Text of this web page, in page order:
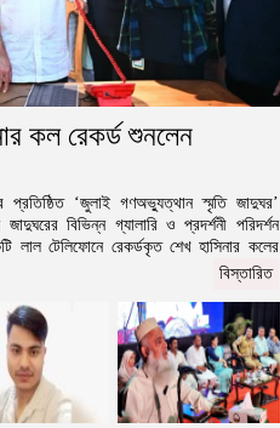
কল রেকর্ড শুনলেন
প্রতিষ্ঠিত ‘জুলাই গণঅভ্যুত্থান স্মৃতি জাদুঘর’
বিভিন্ন গ্যালারি ও প্রদর্শনী পরিদর্শন
লাল টেলিফোনে রেকর্ডকৃত শেখ হাসিনার কলের
বিস্তারিত